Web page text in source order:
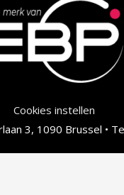
Cookies instellen
3, 1090 Brussel •